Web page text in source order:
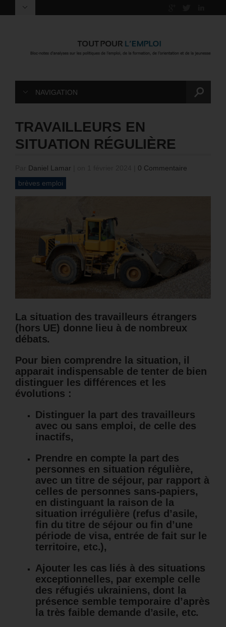
NAVIGATION
TRAVAILLEURS EN
SITUATION RÉGULIÈRE
Daniel Lamar
0 Commentaire
brèves emploi
La situation des travailleurs étrangers
(hors UE) donne lieu à de nombreux
débats.
Pour bien comprendre la situation, il
apparait indispensable de tenter de bien
distinguer les différences et les
évolutions :
Distinguer la part des travailleurs
avec ou sans emploi, de celle des
inactifs,
Prendre en compte la part des
personnes en situation régulière,
avec un titre de séjour, par rapport à
celles de personnes sans-papiers,
en distinguant la raison de la
situation irrégulière (refus d’asile,
fin du titre de séjour ou fin d’une
période de visa, entrée de fait sur le
territoire, etc.),
Ajouter les cas liés à des situations
exceptionnelles, par exemple celle
des réfugiés ukrainiens, dont la
présence semble temporaire d’après
la très faible demande d’asile, etc.